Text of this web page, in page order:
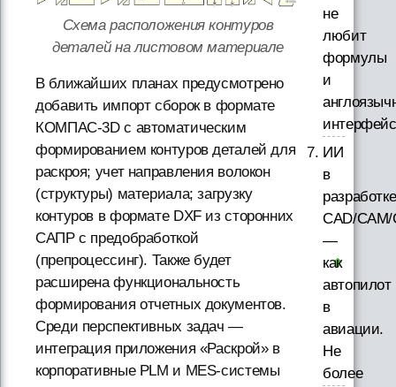
Схема расположения контуров
деталей на листовом материале
В ближайших планах предусмотрено
добавить импорт сборок в формате
КОМПАС-3D с автоматическим
формированием контуров деталей для
раскроя; учет направления волокон
(структуры) материала; загрузку
контуров в формате DXF из сторонних
САПР с предобработкой
(препроцессинг). Также будет
расширена функциональность
формирования отчетных документов.
Среди перспективных задач —
интеграция приложения «Раскрой» в
корпоративные PLM и MES-системы
не
любит
формулы
и
ИИ
в
разработке
CAD/
—
как
автопилот
в
авиации.
Не
более